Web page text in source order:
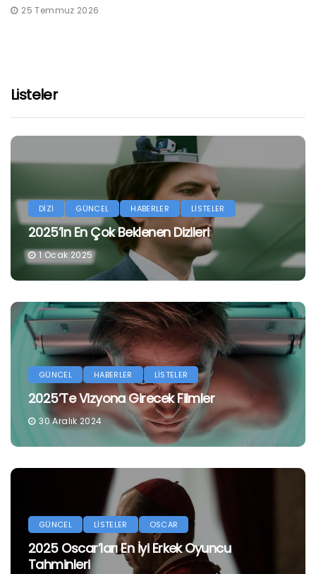
25 Temmuz 2026
Listeler
DİZİ GÜNCEL HABERLER LİSTELER
2025’in En Çok Beklenen Dizileri
1 Ocak 2025
GÜNCEL HABERLER LİSTELER
2025’te Vizyona Girecek Filmler
30 Aralık 2024
GÜNCEL LİSTELER OSCAR
2025 Oscar’ları En İyi Erkek Oyuncu
Tahminleri